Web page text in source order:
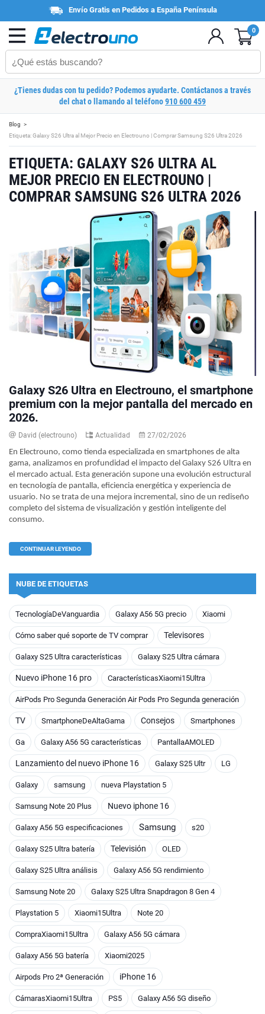
Envío Gratis en Pedidos a España Península
0
¿Tienes dudas con tu pedido? Podemos ayudarte. Contáctanos a través
del chat o llamando al teléfono910 600 459
Blog
Etiqueta: Galaxy S26 Ultra al Mejor Precio en Electrouno | Comprar Samsung S26 Ultra 2026
ETIQUETA: GALAXY S26 ULTRA AL
MEJOR PRECIO EN ELECTROUNO |
COMPRAR SAMSUNG S26 ULTRA 2026
Galaxy S26 Ultra en Electrouno, el smartphone
premium con la mejor pantalla del mercado en
2026.
David (electrouno) Actualidad 27/02/2026
En Electrouno, como tienda especializada en smartphones de alta
gama, analizamos en profundidad el impacto del Galaxy S26 Ultra en
el mercado actual. Esta generación supone una evolución estructural
en tecnología de pantalla, eficiencia energética y experiencia de
usuario. No se trata de una mejora incremental, sino de un rediseño
completo del sistema de visualización y gestión inteligente del
consumo.
CONTINUAR LEYENDO
NUBE DE ETIQUETAS
TecnologíaDeVanguardia Galaxy A56 5G precio Xiaomi
Cómo saber qué soporte de TV comprar Televisores
Galaxy S25 Ultra características Galaxy S25 Ultra cámara
Nuevo iPhone 16 pro CaracterísticasXiaomi15Ultra
AirPods Pro Segunda Generación Air Pods Pro Segunda generación
TV SmartphoneDeAltaGama Consejos Smartphones
Ga Galaxy A56 5G características PantallaAMOLED
Lanzamiento del nuevo iPhone 16 Galaxy S25 Ultr LG
Galaxy samsung nueva Playstation 5
Samsung Note 20 Plus Nuevo iphone 16
Galaxy A56 5G especificaciones Samsung s20
Galaxy S25 Ultra batería Televisión OLED
Galaxy S25 Ultra análisis Galaxy A56 5G rendimiento
Samsung Note 20 Galaxy S25 Ultra Snapdragon 8 Gen 4
Playstation 5 Xiaomi15Ultra Note 20
CompraXiaomi15Ultra Galaxy A56 5G cámara
Galaxy A56 5G batería Xiaomi2025
Airpods Pro 2ª Generación iPhone 16
CámarasXiaomi15Ultra PS5 Galaxy A56 5G diseño